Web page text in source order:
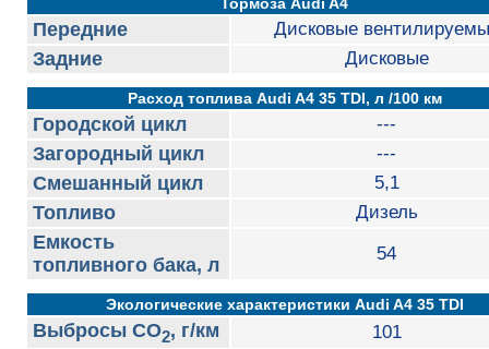
Передние Дисковые
Задние Дисковые
Расход топлива Audi A4 35 TDI, л /100 км
Городской цикл ---
Загородный цикл ---
Смешанный цикл 5,1
Топливо Дизель
Емкость
топливного бака, л
54
Экологические характеристики Audi A4 35 TDI
Выбросы CO2, г/км 101